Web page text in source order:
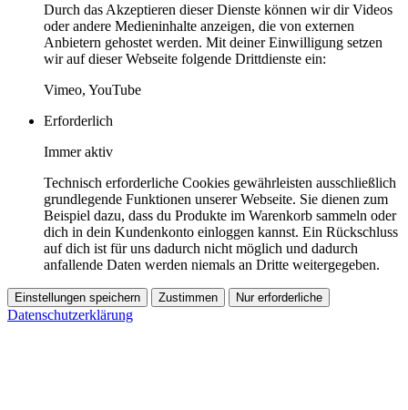
Durch das Akzeptieren dieser Dienste können wir dir Videos
oder andere Medieninhalte anzeigen, die von externen
Anbietern gehostet werden. Mit deiner Einwilligung setzen
wir auf dieser Webseite folgende Drittdienste ein:
Vimeo, YouTube
Erforderlich
Immer aktiv
Technisch erforderliche Cookies gewährleisten ausschließlich
grundlegende Funktionen unserer Webseite. Sie dienen zum
Beispiel dazu, dass du Produkte im Warenkorb sammeln oder
dich in dein Kundenkonto einloggen kannst. Ein Rückschluss
auf dich ist für uns dadurch nicht möglich und dadurch
anfallende Daten werden niemals an Dritte weitergegeben.
Einstellungen speichern Zustimmen Nur erforderliche
Datenschutzerklärung